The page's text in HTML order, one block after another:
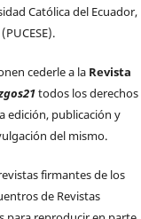
Católica del Ecuador,
cederle a la Revista
todos los derechos
edición, publicación y
del mismo.
firmantes de los
de Revistas